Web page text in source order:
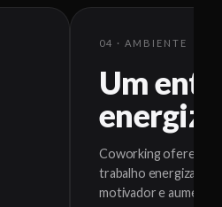
04 · AMBIENTE
Um
Coworking oferece
trabalho energizante,
motivador e aumentar